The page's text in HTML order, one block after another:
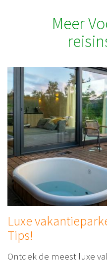
Meer
Luxe
Tips!
Ontdek de meest luxe